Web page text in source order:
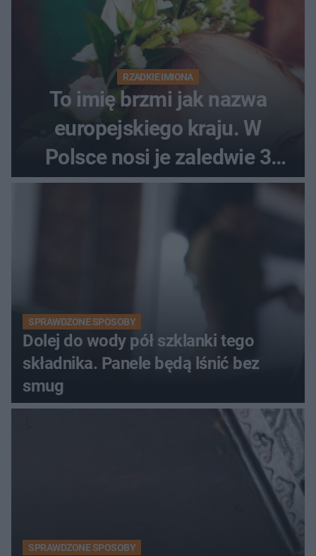
RZADKIE IMIONA
To imię brzmi jak nazwa
europejskiego kraju. W
Polsce nosi je zaledwie 3
kobiety
SPRAWDZONE SPOSOBY
Dolej do wody pół szklanki tego
składnika. Panele będą lśnić bez
smug
SPRAWDZONE SPOSOBY